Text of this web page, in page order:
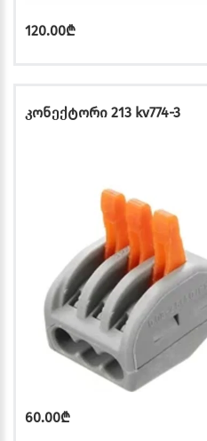
120.00₾
კონექტორი 213 kv774-3
60.00₾